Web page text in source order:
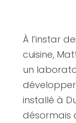
À l’instar
cuisine,
un
installé à
désormais